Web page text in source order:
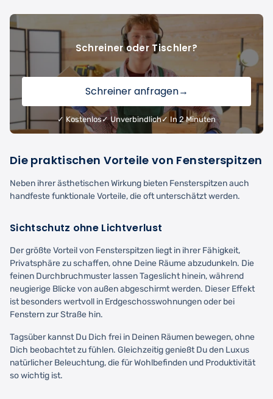
Schreiner oder Tischler?
Schreiner anfragen→
✓ Kostenlos✓ Unverbindlich✓ In 2 Minuten
Die praktischen Vorteile von Fensterspitzen
Neben ihrer ästhetischen Wirkung bieten Fensterspitzen auch
handfeste funktionale Vorteile, die oft unterschätzt werden.
Sichtschutz ohne Lichtverlust
Der größte Vorteil von Fensterspitzen liegt in ihrer Fähigkeit,
Privatsphäre zu schaffen, ohne Deine Räume abzudunkeln. Die
feinen Durchbruchmuster lassen Tageslicht hinein, während
neugierige Blicke von außen abgeschirmt werden. Dieser Effekt
ist besonders wertvoll in Erdgeschosswohnungen oder bei
Fenstern zur Straße hin.
Tagsüber kannst Du Dich frei in Deinen Räumen bewegen, ohne
Dich beobachtet zu fühlen. Gleichzeitig genießt Du den Luxus
natürlicher Beleuchtung, die für Wohlbefinden und Produktivität
so wichtig ist.